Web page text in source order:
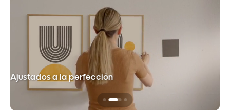
Ajustados a la perfección